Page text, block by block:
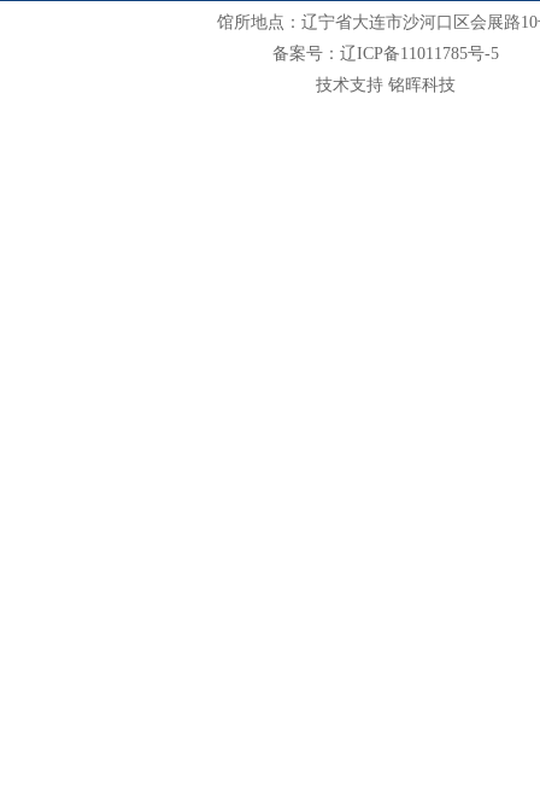
馆所地点：辽宁省大连市沙河口区会展路
备案号：辽ICP备11011785号-5
技术支持 铭晖科技